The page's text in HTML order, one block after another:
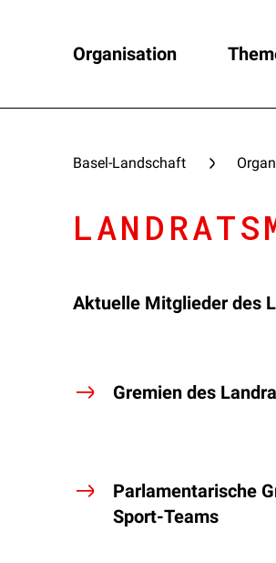
Organisation
Basel-Landschaft
Aktuelle Mitglieder des
Gremien des
Parlamentarische
Sport-Teams